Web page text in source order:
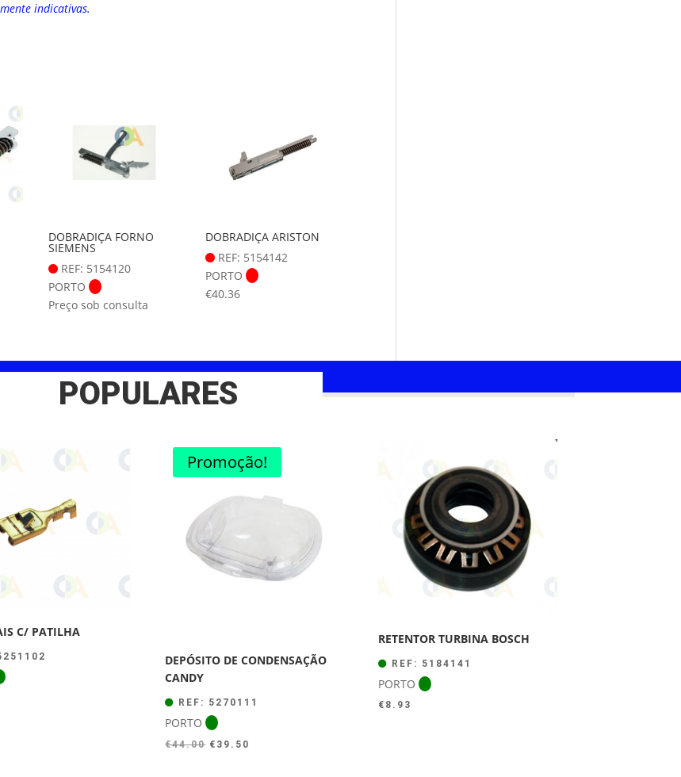
indicativas.
DOBRADIÇA FORNO
SIEMENS
REF: 5154120
PORTO
Preço sob consulta
DOBRADIÇA ARISTON
REF: 5154142
PORTO
€40.36
POPULARES
C/ PATILHA
Promoção!
DEPÓSITO DE CONDENSAÇÃO
CANDY
REF: 5270111
PORTO
€44.00 O
€ 39.50
RETENTOR TURBINA BOSCH
REF: 5184141
PORTO
€ 8.93